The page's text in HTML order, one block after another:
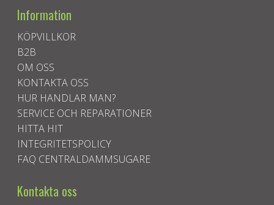
Information
KÖPVILLKOR
B2B
OM OSS
KONTAKTA OSS
HUR HANDLAR MAN?
SERVICE OCH REPARATIONER
HITTA HIT
INTEGRITETSPOLICY
FAQ CENTRALDAMMSUGARE
Kontakta oss